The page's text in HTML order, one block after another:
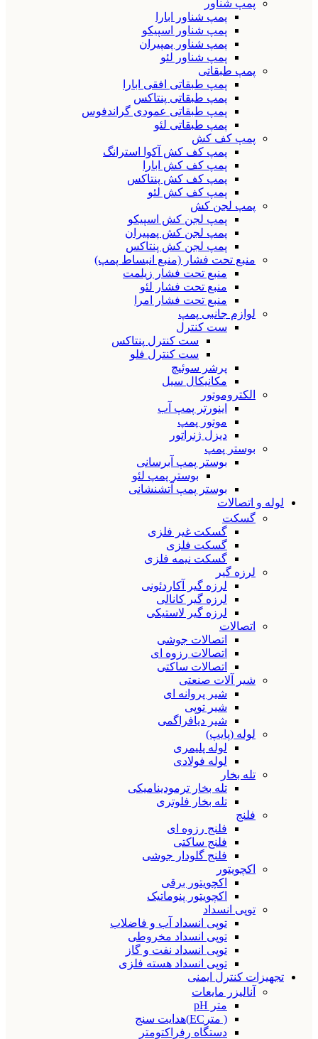
پمپ شناور
پمپ شناور ابارا
پمپ شناور اسپیکو
پمپ شناور پمپیران
پمپ شناور لئو
پمپ طبقاتی
پمپ طبقاتی افقی ابارا
پمپ طبقاتی پنتاکس
پمپ طبقاتی عمودی گراندفوس
پمپ طبقاتی لئو
پمپ کف کش
پمپ کف کش آکوا استرانگ
پمپ کف کش ابارا
پمپ کف کش پنتاکس
پمپ کف کش لئو
پمپ لجن کش
پمپ لجن کش اسپیکو
پمپ لجن کش پمپیران
پمپ لجن کش پنتاکس
منبع تحت فشار (منبع انبساط پمپ)
منبع تحت فشار زیلمت
منبع تحت فشار لئو
منبع تحت فشار امرا
لوازم جانبی پمپ
ست کنترل
ست کنترل پنتاکس
ست کنترل فلو
پرشر سوئیچ
مکانیکال سیل
الکتروموتور
اینورتر پمپ آب
موتور پمپ
دیزل ژنراتور
بوستر پمپ
بوستر پمپ آبرسانی
بوستر پمپ لئو
بوستر پمپ آتشنشانی
لوله و اتصالات
گسکت
گسکت غیر فلزی
گسکت فلزی
گسکت نیمه فلزی
لرزه گیر
لرزه گیر آکاردئونی
لرزه گیر کانالی
لرزه گیر لاستیکی
اتصالات
اتصالات جوشی
اتصالات رزوه ای
اتصالات ساکتی
شیر آلات صنعتی
شیر پروانه ای
شیر توپی
شیر دیافراگمی
لوله (پایپ)
لوله پلیمری
لوله فولادی
تله بخار
تله بخار ترمودینامیکی
تله بخار فلوتری
فلنج
فلنج رزوه ای
فلنج ساکتی
فلنج گلودار جوشی
اکچویتور
اکچویتور برقی
اکچویتور پنوماتیک
توپی انسداد
توپی انسداد آب و فاضلاب
توپی انسداد مخروطی
توپی انسداد نفت و گاز
توپی انسداد هسته فلزی
تجهیزات کنترل ایمنی
آنالیزر مایعات
متر pH
( مترEC)هدایت سنج
دستگاه رفراکتومتر